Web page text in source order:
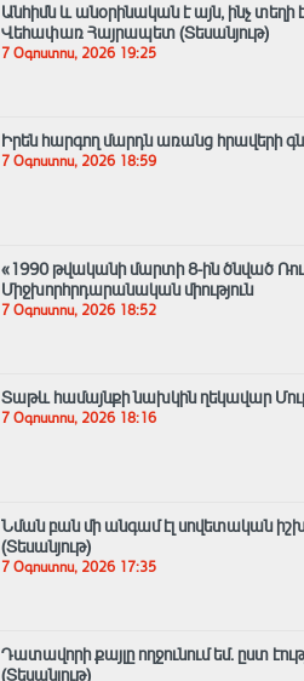
Անհիմն և անօրինական է այն, ինչ
Վեհափառ Հայրապետ (Տեսանյութ)
7 Օգոստոս, 2026 19:25
Իրեն հարգող մարդն առանց հրավերի
7 Օգոստոս, 2026 18:59
«1990 թվականի մարտի 8-ին ծնված
Միջխորհրդարանական միություն
7 Օգոստոս, 2026 18:52
Տաթև համայնքի նախկին ղեկավար
7 Օգոստոս, 2026 18:16
Նման բան մի անգամ էլ սովետական
(Տեսանյութ)
7 Օգոստոս, 2026 17:35
Դատավորի քայլը ողջունում եմ. ըստ
(Տեսանյութ)